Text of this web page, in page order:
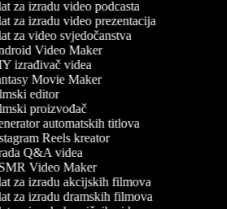
za izradu video podcasta
za izradu video prezentacija
za video svjedočanstva
Video Maker
izrađivač videa
Movie Maker
editor
proizvođač
automatskih titlova
Reels kreator
Q&A videa
Video Maker
za izradu akcijskih filmova
za izradu dramskih filmova